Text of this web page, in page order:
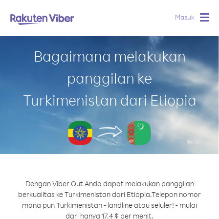
Masuk
Bagaimana melakukan
panggilan ke
Turkimenistan dari Etiopia
Dengan Viber Out Anda dapat melakukan panggilan
berkualitas ke Turkimenistan dari Etiopia.Telepon nomor
mana pun Turkimenistan - landline atau seluler! - mulai
dari hanya 17.4 ¢ per menit.